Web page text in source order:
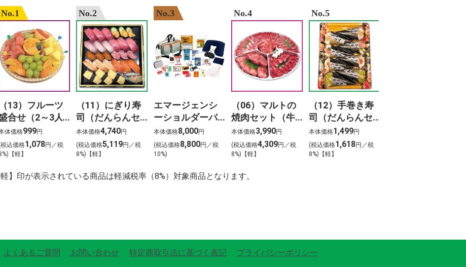
No.1
（13）フルーツ
合せ（2～3人
）
体価格999円
税込価格1,078円／税
【軽】
No.2
（11）にぎり寿
司（だんらんセ
ット）3人前
本体価格4,740円
(税込価格5,119円／税
8%)【軽】
No.3
エマージェンシ
ーショルダーバ
ッグ24点セット
本体価格8,000円
(税込価格8,800円／税
10%)
No.4
（06）マルトの
焼肉セット（牛
タン入り）800ｇ
本体価格3,990円
(税込価格4,309円／税
8%)【軽】
No.5
（12）手巻き寿
司（だんらんセ
ット）（8本）
本体価格1,499円
(税込価格1,618円／税
8%)【軽】
軽】印が表示されている商品は軽減税率（8%）対象商品となります。
よくあるご質問 お問い合わせ 特定商取引法に基づく表記 プライバシーポリシー